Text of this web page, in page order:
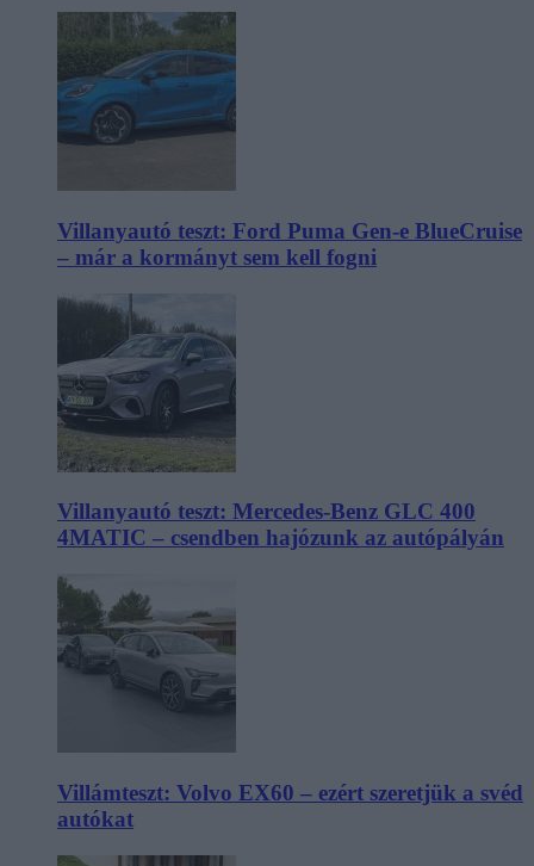
Villanyautó teszt: Ford Puma Gen-e BlueCruise
– már a kormányt sem kell fogni
Villanyautó teszt: Mercedes-Benz GLC 400
4MATIC – csendben hajózunk az autópályán
Villámteszt: Volvo EX60 – ezért szeretjük a svéd
autókat